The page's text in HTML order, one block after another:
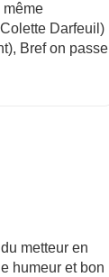
même
Darfeuil)
Bref on passe
metteur en
humeur et bon